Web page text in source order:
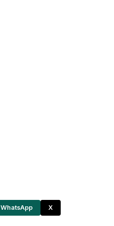
WhatsApp X